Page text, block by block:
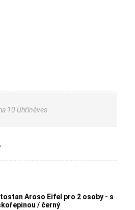
10 Uhříněves
Aroso Eifel pro 2 osoby - s
/ černý